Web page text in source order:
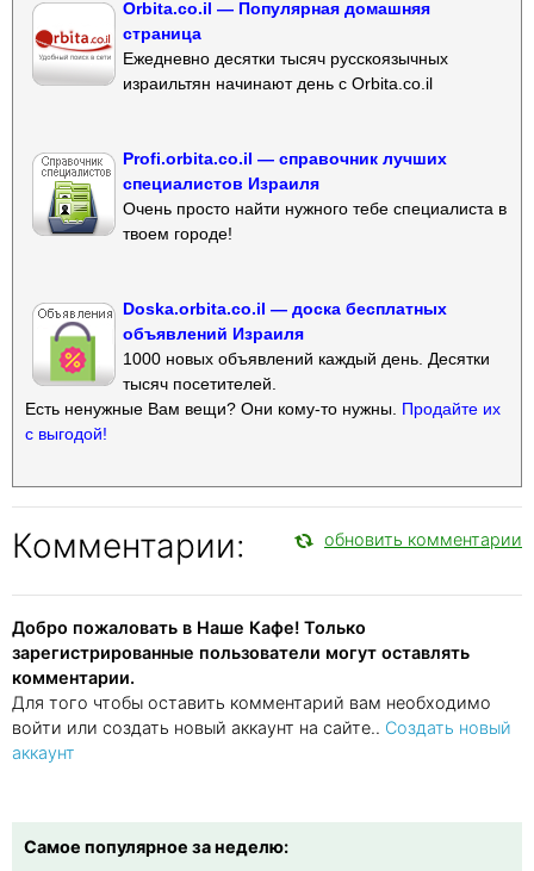
Orbita.co.il — Популярная домашняя
страница
Ежедневно десятки тысяч русскоязычных
израильтян начинают день с Orbita.co.il
Profi.orbita.co.il — справочник лучших
специалистов Израиля
Очень просто найти нужного тебе специалиста в
твоем городе!
Doska.orbita.co.il — доска бесплатных
объявлений Израиля
1000 новых объявлений каждый день. Десятки
тысяч посетителей.
Есть ненужные Вам вещи? Они кому-то нужны. Продайте их
с выгодой!
Комментарии: обновить комментарии
Добро пожаловать в Наше Кафе! Только
зарегистрированные пользователи могут оставлять
комментарии.
Для того чтобы оставить комментарий вам необходимо
войти или создать новый аккаунт на сайте.. Создать новый
аккаунт
Самое популярное за неделю: